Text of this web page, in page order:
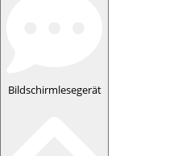
Bildschirmlesegerät